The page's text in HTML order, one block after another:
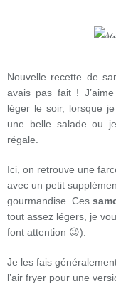
Nouvelle recette de
avais pas fait !
léger le soir, lorsque
une belle salade ou
régale.
Ici, on retrouve une
avec un petit
gourmandise. Ces
tout assez légers, je
font attention 😉).
Je les fais
l’air fryer pour une